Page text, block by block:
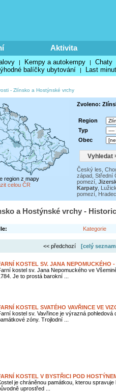
Aktivita
| Kempy a autokempy | Chaty
balíčky ubytování | Last
- Zlínsko a Hostýnské vrchy
region z mapy
celou ČR
Zvoleno:
Region
Typ
Obec
Český les,
západ, Střední
pomezí,
Karpaty,
pomezí,
a Hostýnské vrchy -
Kategorie
<< předchozí [celý
KOSTEL SV. JANA NEPOMUCKÉHO -
kostel sv. Jana Nepomuckého ve
Je to prostá barokní ...
KOSTEL SVATÉHO VAVŘINCE VE
kostel sv. Vavřince je výrazná pohledová
zóny. Trojlodní ...
KOSTEL V BYSTŘICI POD
je chráněnou památkou, kterou
uprostřed ...